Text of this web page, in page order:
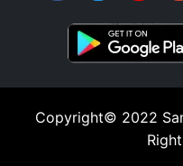
Copyright© 2022